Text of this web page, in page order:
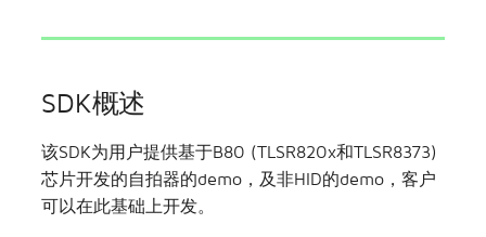
烧录调试工具(Windows)
烧录调试工具(Linux & MAC)
泰凌VS Code扩展应用
SDK文件架构
SDK开发简略步骤
初始化及主循环
ATT属性表
Handbook
B91低功耗音频CIS
Handbook
直播麦克风SDK
试报告
TL3228X开发板
TC3215X开发板
模组 ML322x系列
ML9118A
参考设计
智慧零售
无线音频
无线头戴式耳机
无线电竞
位置服务
电磁干扰测试
第二代测试平台
SDK概述
该SDK为用户提供基于B80 (TLSR820x和TLSR8373)
芯片开发的自拍器的demo，及非HID的demo，客户
可以在此基础上开发。